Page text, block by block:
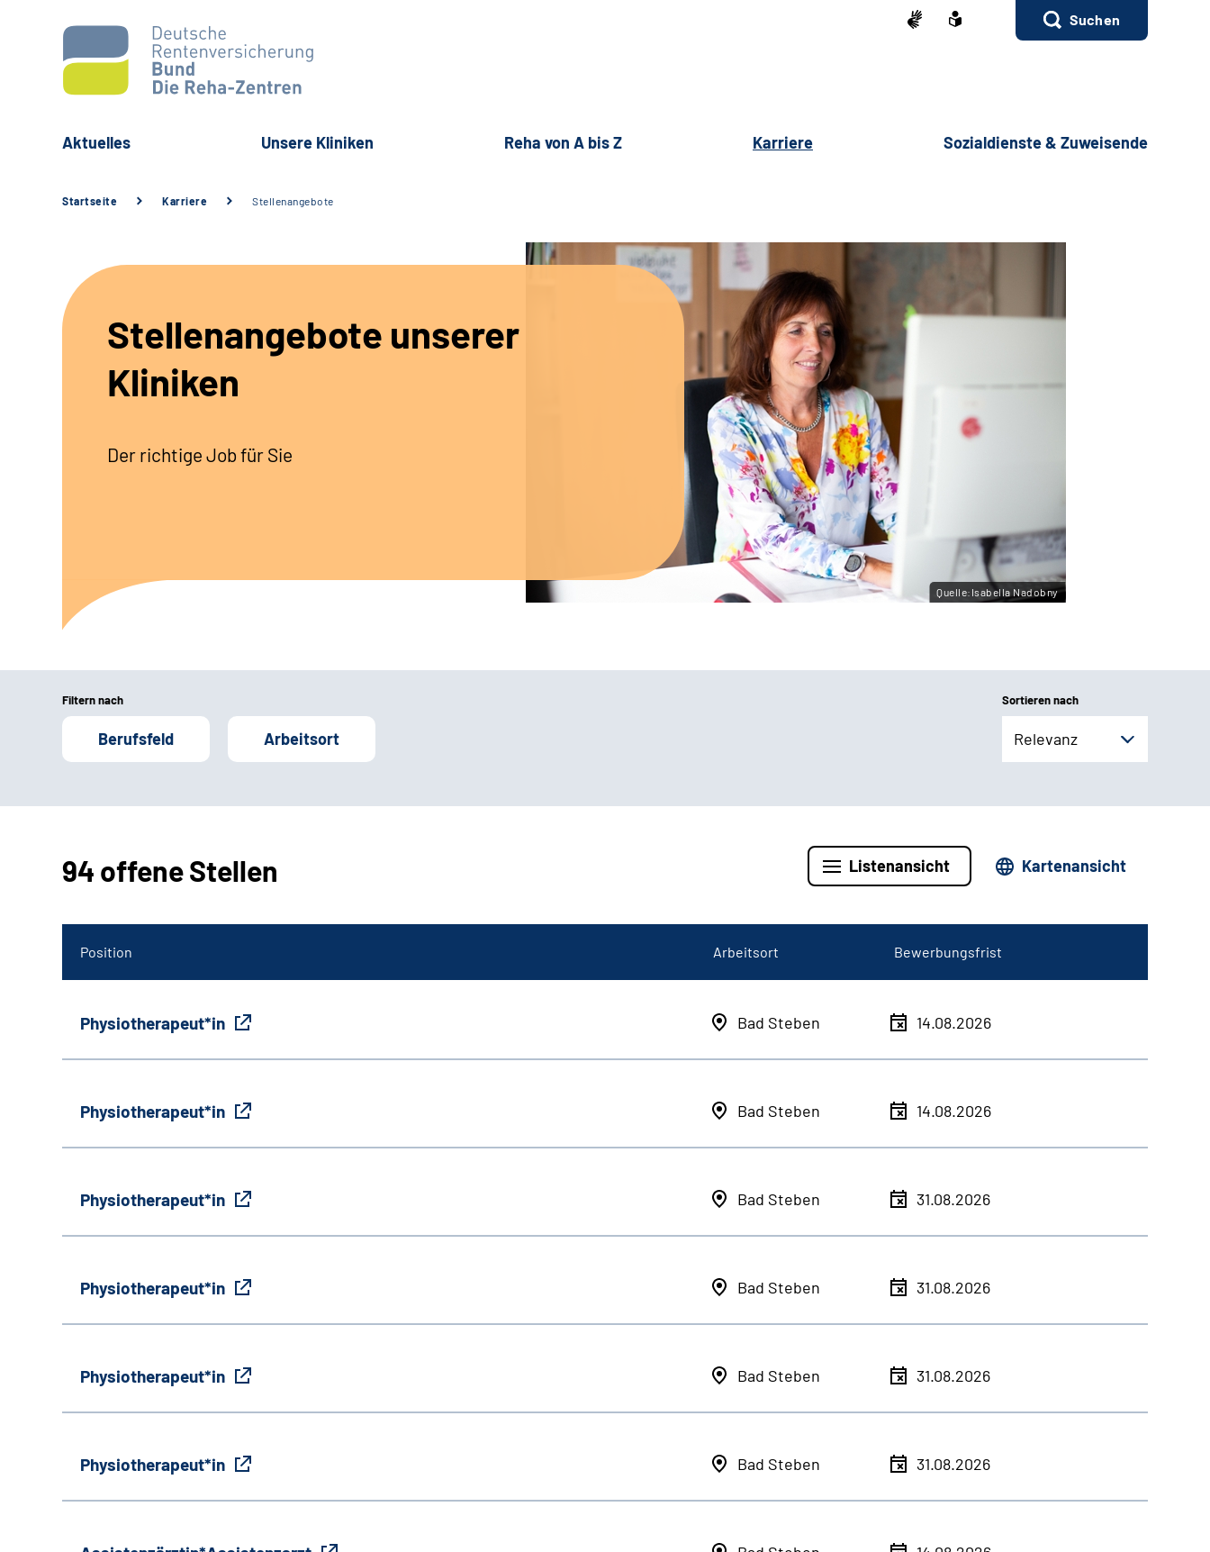
Suchen
Aktuelles Unsere Kliniken Reha von A bis Z Karriere Sozialdienste & Zuweisende
Startseite Karriere Stellenangebote
Stellenangebote unserer
Kliniken
Der richtige Job für Sie
Quelle:Isabella Nadobny
Filtern nach
Berufsfeld Arbeitsort
Sortieren nach
Relevanz
94 offene Stellen Listenansicht Kartenansicht
Position Arbeitsort Bewerbungsfrist
Physiotherapeut*in Bad Steben 14.08.2026
Physiotherapeut*in Bad Steben 14.08.2026
Physiotherapeut*in Bad Steben 31.08.2026
Physiotherapeut*in Bad Steben 31.08.2026
Physiotherapeut*in Bad Steben 31.08.2026
Physiotherapeut*in Bad Steben 31.08.2026